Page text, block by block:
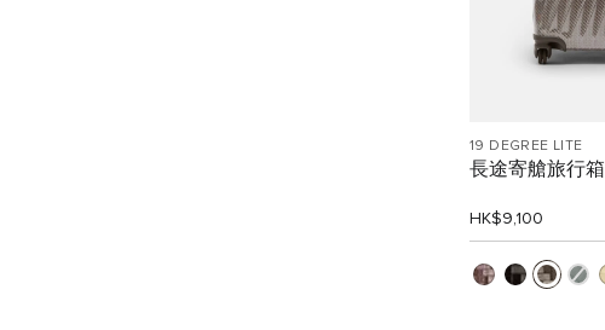
19 DEGREE LITE
長途寄艙旅行箱
HK$9,100